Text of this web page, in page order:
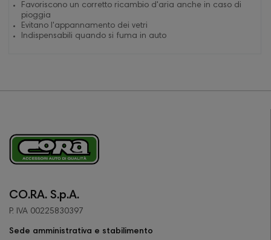
Favoriscono un corretto ricambio d'aria anche in caso di
pioggia
Evitano l'appannamento dei vetri
Indispensabili quando si fuma in auto
CO.RA. S.p.A.
P. IVA 00225830397
Sede amministrativa e stabilimento